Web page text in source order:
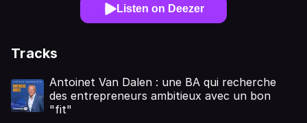
Listen on Deezer
Tracks
Antoinet Van Dalen : une BA qui recherche
des entrepreneurs ambitieux avec un bon
"fit"